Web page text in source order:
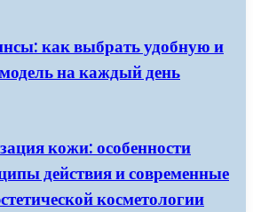
как выбрать удобную и
на каждый день
кожи: особенности
действия и современные
косметологии